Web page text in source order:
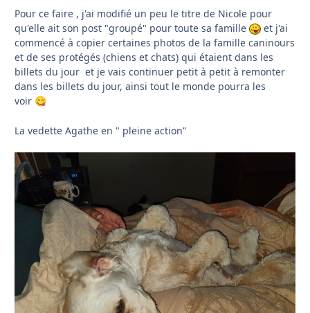
Pour ce faire , j'ai modifié un peu le titre de Nicole pour
qu'elle ait son post "groupé" pour toute sa famille
et j'ai
commencé à copier certaines photos de la famille caninours
et de ses protégés (chiens et chats) qui étaient dans les
billets du jour et je vais continuer petit à petit à remonter
dans les billets du jour, ainsi tout le monde pourra les
voir 😋
La vedette Agathe en " pleine action"